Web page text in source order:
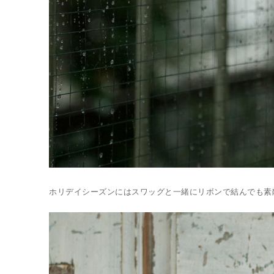
ホリデイシーズンにはスワッグと一緒にリボンで結んでも素